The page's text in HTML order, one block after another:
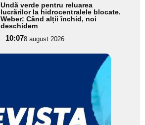
Undă verde pentru reluarea
lucrărilor la hidrocentralele blocate.
Weber: Când alții închid, noi
deschidem
10:078 august 2026